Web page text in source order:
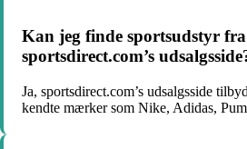
Kan jeg finde sportsudstyr
sportsdirect.com’s
Ja, sportsdirect.com’s udsalgsside
kendte mærker som Nike, Adidas,